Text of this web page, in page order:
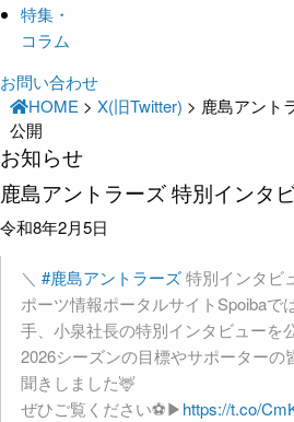
特集・
コラム
お問い合わせ
HOME >X(旧Twitter) > 鹿島アント
公開
お知らせ
鹿島アントラーズ 特別インタ
令和8年2月5日
＼ #鹿島アントラーズ特別インタビ
ポーツ情報ポータルサイトSpoibaで
手、小泉社長の特別インタビューを
2026シーズンの目標やサポーターの
聞きしました🦌
ぜひご覧ください⚽️▶https://t.co/